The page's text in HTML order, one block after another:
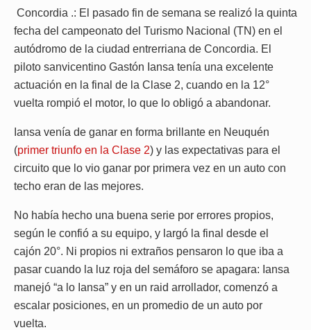
Concordia .: El pasado fin de semana se realizó la quinta
fecha del campeonato del Turismo Nacional (TN) en el
autódromo de la ciudad entrerriana de Concordia. El
piloto sanvicentino Gastón Iansa tenía una excelente
actuación en la final de la Clase 2, cuando en la 12°
vuelta rompió el motor, lo que lo obligó a abandonar.
Iansa venía de ganar en forma brillante en Neuquén
(primer triunfo en la Clase 2) y las expectativas para el
circuito que lo vio ganar por primera vez en un auto con
techo eran de las mejores.
No había hecho una buena serie por errores propios,
según le confió a su equipo, y largó la final desde el
cajón 20°. Ni propios ni extraños pensaron lo que iba a
pasar cuando la luz roja del semáforo se apagara: Iansa
manejó “a lo Iansa” y en un raid arrollador, comenzó a
escalar posiciones, en un promedio de un auto por
vuelta.